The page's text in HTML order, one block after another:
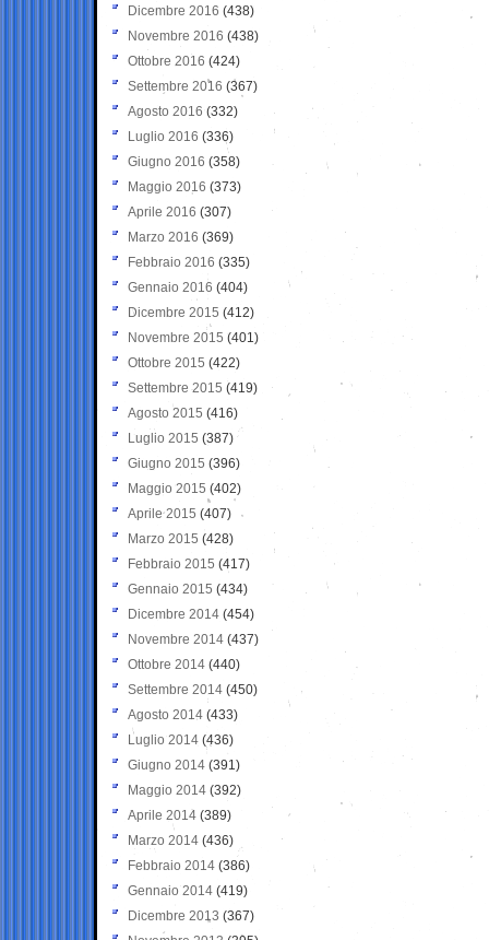
Dicembre 2016 (438)
Novembre 2016 (438)
Ottobre 2016 (424)
Settembre 2016 (367)
Agosto 2016 (332)
Luglio 2016 (336)
Giugno 2016 (358)
Maggio 2016 (373)
Aprile 2016 (307)
Marzo 2016 (369)
Febbraio 2016 (335)
Gennaio 2016 (404)
Dicembre 2015 (412)
Novembre 2015 (401)
Ottobre 2015 (422)
Settembre 2015 (419)
Agosto 2015 (416)
Luglio 2015 (387)
Giugno 2015 (396)
Maggio 2015 (402)
Aprile 2015 (407)
Marzo 2015 (428)
Febbraio 2015 (417)
Gennaio 2015 (434)
Dicembre 2014 (454)
Novembre 2014 (437)
Ottobre 2014 (440)
Settembre 2014 (450)
Agosto 2014 (433)
Luglio 2014 (436)
Giugno 2014 (391)
Maggio 2014 (392)
Aprile 2014 (389)
Marzo 2014 (436)
Febbraio 2014 (386)
Gennaio 2014 (419)
Dicembre 2013 (367)